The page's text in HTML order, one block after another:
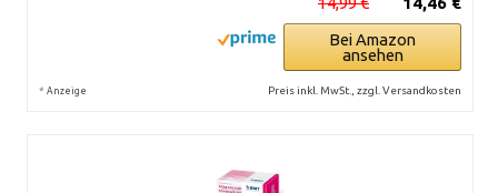
Bei Amazon
ansehen
* Anzeige Preis inkl. MwSt., zzgl. Versandkosten